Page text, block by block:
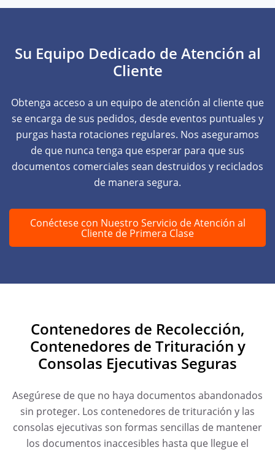
Su Equipo Dedicado de Atención al
Cliente
Obtenga acceso a un equipo de atención al cliente que
se encarga de sus pedidos, desde eventos puntuales y
purgas hasta rotaciones regulares. Nos aseguramos
de que nunca tenga que esperar para que sus
documentos comerciales sean destruidos y reciclados
de manera segura.
Conéctese con Nuestro Servicio de Atención al
Cliente de Primera Clase
Contenedores de Recolección,
Contenedores de Trituración y
Consolas Ejecutivas Seguras
Asegúrese de que no haya documentos abandonados
sin proteger. Los contenedores de trituración y las
consolas ejecutivas son formas sencillas de mantener
los documentos inaccesibles hasta que llegue el